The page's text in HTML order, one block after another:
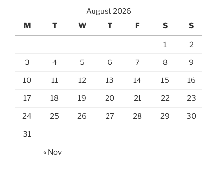
August 2026
M
T W T F S S
1 2
3 4 5 6 7 8 9
10 11 12 13 14 15 16
17 18 19 20 21 22 23
24 25 26 27 28 29 30
31
« Nov